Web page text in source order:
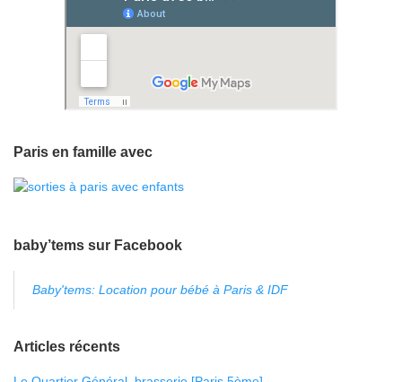
Paris en famille avec
baby’tems sur Facebook
Baby'tems: Location pour bébé à Paris & IDF
Articles récents